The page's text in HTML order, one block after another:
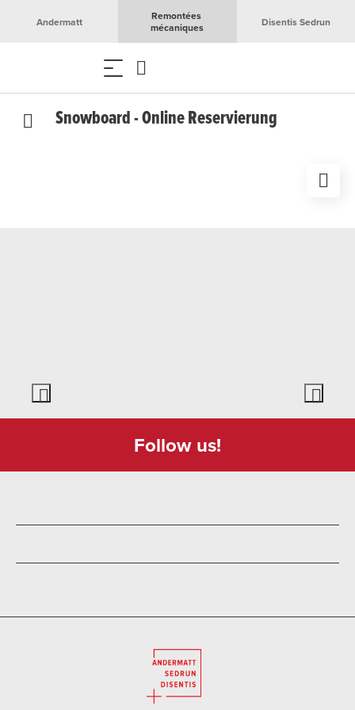
Andermatt
Remontées
mécaniques
Disentis Sedrun
Snowboard - Online Reservierung
Follow us!